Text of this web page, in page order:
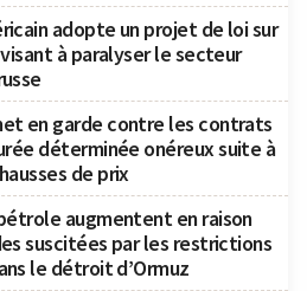
adopte un projet de loi sur
à paralyser le secteur
en garde contre les contrats
déterminée onéreux suite à
de prix
augmentent en raison
suscitées par les restrictions
le détroit d’Ormuz